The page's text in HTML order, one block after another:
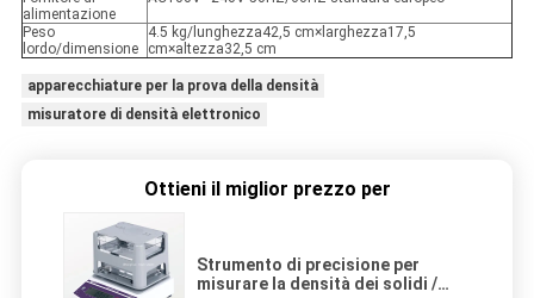
alimentazione
Peso
lordo/dimensione
4.5 kg/lunghezza42,5 cm×larghezza17,5
cm×altezza32,5 cm
apparecchiature per la prova della densità
misuratore di densità elettronico
Ottieni il miglior prezzo per
Strumento di precisione per
misurare la densità dei solidi /